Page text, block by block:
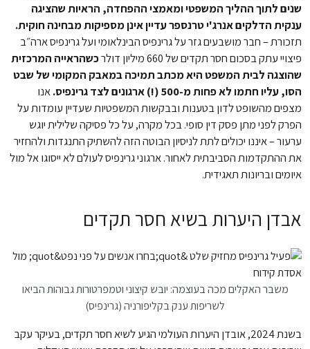
שנים לתוך ההליך המשפטי ומאמצי ההפחדה, הראיות שהציגה
ענקית הדלקים אנרג'י טרנספר עדיין אינן מספיקות מבחינה חוקית.
תזכורת – חבר מושבעים גזר על גרינפיס הבינלאומי ועל גרינפיס ארה״ב
פיצויי עתק בסכום חסר תקדים של 660 מיליון דולר
כשהראייה המרכזית
שהוצגה לבית המשפט היא מכתב תמיכה במאבק המקומי של שבט
הסו, עליו חתמו לא פחות מ-500 (!) ארגונים לצד גרינפיס.
אנו
מצפים מהשופט לדון בטענות ובבקשות המשפטיות שעדיין עומדות על
הפרק לפני מתן פסק דין סופי. בכל מקרה, על כל פסיקה שלילית יוגש
ערעור – איננו יכולים לתת לניסיון הבוטה הזה להשתיק התנגדות ולהחזיר
את ההתקדמות הסביבתית לאחור. ארגוני גרינפיס לעולם לא ייסוגו אל מול
איומים ובריונות תאגידית.
אבדן היערות בשיא חסר תקדים
משבר האקלים מכה בעוצמה: יובש קיצוני וטמפרטורות גבוהות הביאו
לשריפות ענק בקליפורניה (גרינפיס)
בשנת 2024, אובדן היערות העולמי הגיע לשיא חסר תקדים, בעיקר עקב